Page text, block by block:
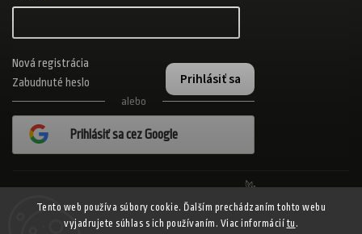
Tento web používa súbory cookie. Ďalším prechádzaním tohto webu
vyjadrujete súhlas s ich používaním. Viac informácií tu .
Prihlásiť sa
Nová registrácia
Zabudnuté heslo
alebo
Prihlásiť sa cez Google